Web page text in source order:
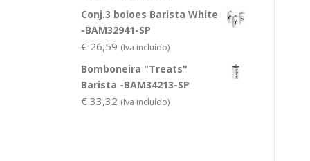
Conj.3 boioes Barista White
-BAM32941-SP
€ 26,59 (Iva incluído)
Bomboneira "Treats"
Barista -BAM34213-SP
€ 33,32 (Iva incluído)